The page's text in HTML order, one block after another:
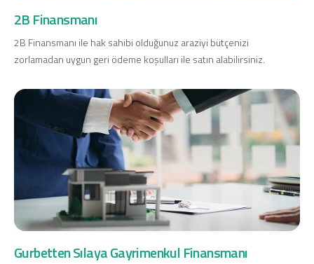
2B Finansmanı
2B Finansmanı ile hak sahibi olduğunuz araziyi bütçenizi
zorlamadan uygun geri ödeme koşulları ile satın alabilirsiniz.
Gurbetten Sılaya Gayrimenkul Finansmanı